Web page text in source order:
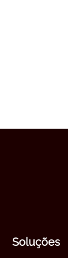
Soluções